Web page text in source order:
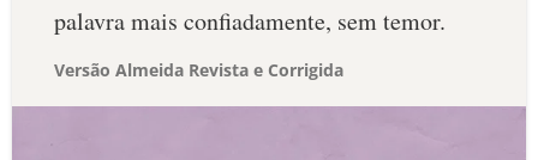
palavra mais confiadamente, sem temor.
Versão Almeida Revista e Corrigida